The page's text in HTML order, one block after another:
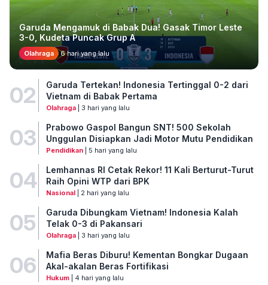
Garuda Mengamuk di Babak Dua! Gasak Timor Leste
3-0, Kudeta Puncak Grup A
Olahraga 6 hari yang lalu
02
Garuda Tertekan! Indonesia Tertinggal 0-2 dari
Vietnam di Babak Pertama
Olahraga| 3 hari yang lalu
03
Prabowo Gaspol Bangun SNT! 500 Sekolah
Unggulan Disiapkan Jadi Motor Mutu Pendidikan
Pendidikan| 5 hari yang lalu
04
Lemhannas RI Cetak Rekor! 11 Kali Berturut-Turut
Raih Opini WTP dari BPK
Nasional| 2 hari yang lalu
05
Garuda Dibungkam Vietnam! Indonesia Kalah
Telak 0-3 di Pakansari
Olahraga| 3 hari yang lalu
06
Mafia Beras Diburu! Kementan Bongkar Dugaan
Akal-akalan Beras Fortifikasi
Hukum| 4 hari yang lalu